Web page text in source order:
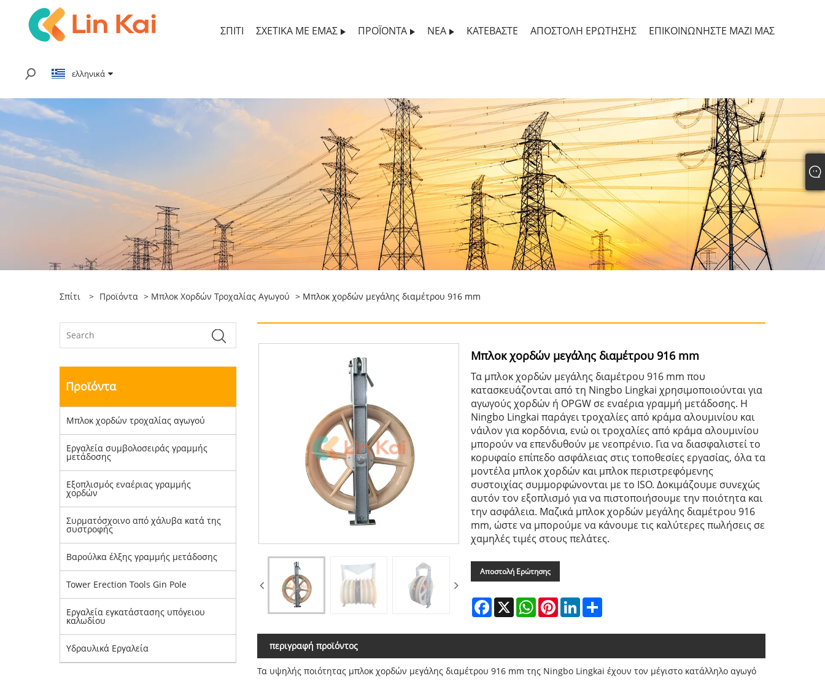
ΣΠΊΤΙ ΣΧΕΤΙΚΆ ΜΕ ΕΜΆΣ ΠΡΟΪΌΝΤΑ ΝΈΑ ΚΑΤΕΒΆΣΤΕ ΑΠΟΣΤΟΛΉ ΕΡΏΤΗΣΗΣ ΕΠΙΚΟΙΝΩΝΉΣΤΕ ΜΑΖΊ ΜΑΣ
ελληνικά
Σπίτι > Προϊόντα > Μπλοκ Χορδών Τροχαλίας Αγωγού > Μπλοκ χορδών μεγάλης διαμέτρου 916 mm
Προϊόντα
Μπλοκ χορδών τροχαλίας αγωγού
Εργαλεία συμβολοσειράς γραμμής
μετάδοσης
Εξοπλισμός εναέριας γραμμής
χορδών
Συρματόσχοινο από χάλυβα κατά της
συστροφής
Βαρούλκα έλξης γραμμής μετάδοσης
Tower Erection Tools Gin Pole
Εργαλεία εγκατάστασης υπόγειου
καλωδίου
Υδραυλικά Εργαλεία
Μπλοκ χορδών μεγάλης διαμέτρου 916 mm
Τα μπλοκ χορδών μεγάλης διαμέτρου 916 mm που
κατασκευάζονται από τη Ningbo Lingkai χρησιμοποιούνται για
αγωγούς χορδών ή OPGW σε εναέρια γραμμή μετάδοσης. Η
Ningbo Lingkai παράγει τροχαλίες από κράμα αλουμινίου και
νάιλον για κορδόνια, ενώ οι τροχαλίες από κράμα αλουμινίου
μπορούν να επενδυθούν με νεοπρένιο. Για να διασφαλιστεί το
κορυφαίο επίπεδο ασφάλειας στις τοποθεσίες εργασίας, όλα τα
μοντέλα μπλοκ χορδών και μπλοκ περιστρεφόμενης
συστοιχίας συμμορφώνονται με το ISO. Δοκιμάζουμε συνεχώς
αυτόν τον εξοπλισμό για να πιστοποιήσουμε την ποιότητα και
την ασφάλεια. Μαζικά μπλοκ χορδών μεγάλης διαμέτρου 916
mm, ώστε να μπορούμε να κάνουμε τις καλύτερες πωλήσεις σε
χαμηλές τιμές στους πελάτες.
Αποστολή Ερώτησης
Facebook
X WhatsAppPinterestLinkedInShare
περιγραφή προϊόντος
Τα υψηλής ποιότητας μπλοκ χορδών μεγάλης διαμέτρου 916 mm της Ningbo Lingkai έχουν τον μέγιστο κατάλληλο αγωγό